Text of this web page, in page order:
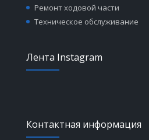
Ремонт ходовой части
Техническое обслуживание
Лента Instagram
Контактная информация